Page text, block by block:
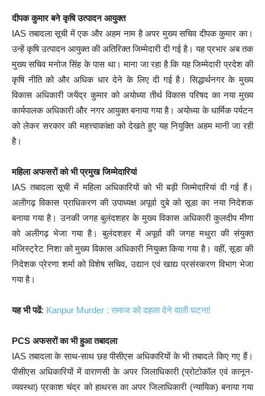
दीपक कुमार बने कृषि उत्पादन आयुक्त
IAS तबादला सूची में एक और अहम नाम है अपर मुख्य सचिव दीपक कुमार का।
उन्हें कृषि उत्पादन आयुक्त की अतिरिक्त जिम्मेदारी दी गई है। यह प्रभार अब तक
मुख्य सचिव मनोज सिंह के पास था। माना जा रहा है कि यह जिम्मेदारी प्रदेश की
कृषि नीति को और अधिक धार देने के लिए दी गई है। सिद्धार्थनगर के मुख्य
विकास अधिकारी जयेंद्र कुमार को अयोध्या तीर्थ विकास परिषद का नया मुख्य
कार्यपालक अधिकारी और नगर आयुक्त बनाया गया है। अयोध्या के धार्मिक पर्यटन
को लेकर सरकार की महत्त्वाकांक्षा को देखते हुए यह नियुक्ति अहम मानी जा रही
है।
महिला अफसरों को भी प्रमुख जिम्मेदारियां
IAS तबादला सूची में महिला अधिकारियों को भी बड़ी जिम्मेदारियां दी गई हैं।
अलीगढ़ विकास प्राधिकरण की उपाध्यक्ष अपूर्वा दुबे को सूडा का नया निदेशक
बनाया गया है। उनकी जगह बुलंदशहर के मुख्य विकास अधिकारी कुलदीप मीणा
को अलीगढ़ भेजा गया है। बुलंदशहर में अपूर्वा की जगह मथुरा की संयुक्त
मजिस्ट्रेट निशा को मुख्य विकास अधिकारी नियुक्त किया गया है। वहीं, सूडा की
निदेशक प्रेरणा शर्मा को विशेष सचिव, उद्यान एवं खाद्य प्रसंस्करण विभाग भेजा
गया है।
यह भी पढें: Kanpur Murder : समाज को दहला देने वाली घटना!
PCS अफसरों का भी हुआ तबादला
IAS तबादला के साथ-साथ छह पीसीएस अधिकारियों के भी तबादले किए गए हैं।
पीसीएस अधिकारियों में वाराणसी के अपर जिलाधिकारी (प्रोटोकॉल एवं कानून-
व्यवस्था) प्रकाश चंद्र को हाथरस का अपर जिलाधिकारी (न्यायिक) बनाया गया